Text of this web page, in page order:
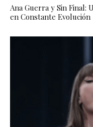
Ana Guerra y Sin Final:
en Constante Evolución